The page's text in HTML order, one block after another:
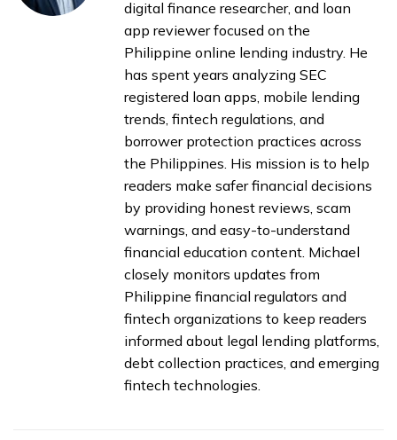
digital finance researcher, and loan
app reviewer focused on the
Philippine online lending industry. He
has spent years analyzing SEC
registered loan apps, mobile lending
trends, fintech regulations, and
borrower protection practices across
the Philippines. His mission is to help
readers make safer financial decisions
by providing honest reviews, scam
warnings, and easy-to-understand
financial education content. Michael
closely monitors updates from
Philippine financial regulators and
fintech organizations to keep readers
informed about legal lending platforms,
debt collection practices, and emerging
fintech technologies.